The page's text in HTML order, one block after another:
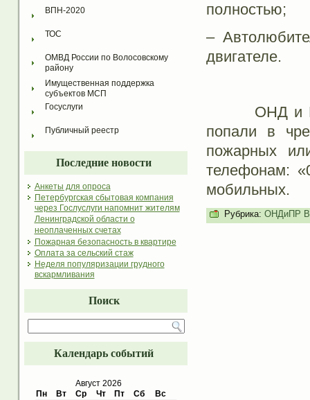
ВПН-2020
ТОС
ОМВД России по Волосовскому
району
Имущественная поддержка
субъектов МСП
Госуслуги
Публичный реестр
Последние новости
Анкеты для опроса
Петербургская сбытовая компания
через Гослуслуги напомнит жителям
Ленинградской области о
неоплаченных счетах
Пожарная безопасность в квартире
Оплата за сельский стаж
Неделя популяризации грудного
вскармливания
Поиск
Календарь событий
Август 2026
Пн
Вт Ср Чт Пт Сб
Вс
полностью;
–
двигателе.
ОНД и ПР
попали в
пожарных
телефонам:
мобильных.
Рубрика: ОНДиПР